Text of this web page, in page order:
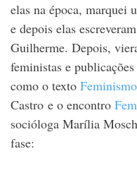
elas na época, marquei
e depois elas
Guilherme. Depois,
feministas e
como o texto
Castro e o encontro
socióloga Marília
fase: